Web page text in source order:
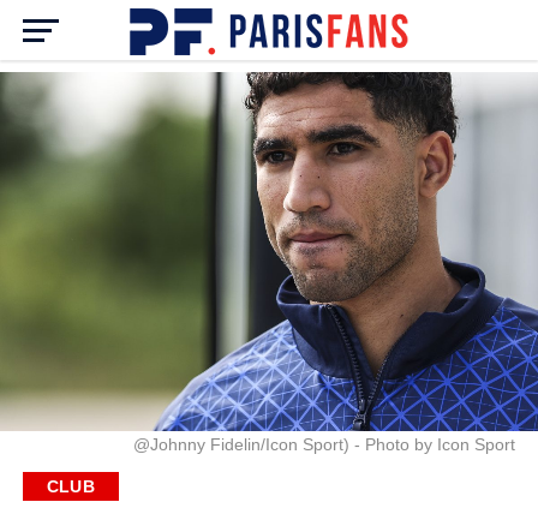
@Johnny Fidelin/Icon Sport) - Photo by Icon Sport
CLUB